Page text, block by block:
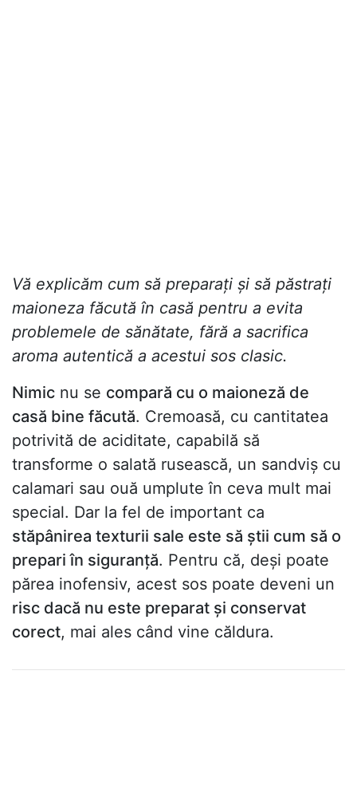
Vă explicăm cum să preparați și să păstrați
maioneza făcută în casă pentru a evita
problemele de sănătate, fără a sacrifica
aroma autentică a acestui sos clasic.
Nimic nu se compară cu o maioneză de
casă bine făcută. Cremoasă, cu cantitatea
potrivită de aciditate, capabilă să
transforme o salată rusească, un sandviș cu
calamari sau ouă umplute în ceva mult mai
special. Dar la fel de important ca
stăpânirea texturii sale este să știi cum să o
prepari în siguranță. Pentru că, deși poate
părea inofensiv, acest sos poate deveni un
risc dacă nu este preparat și conservat
corect, mai ales când vine căldura.